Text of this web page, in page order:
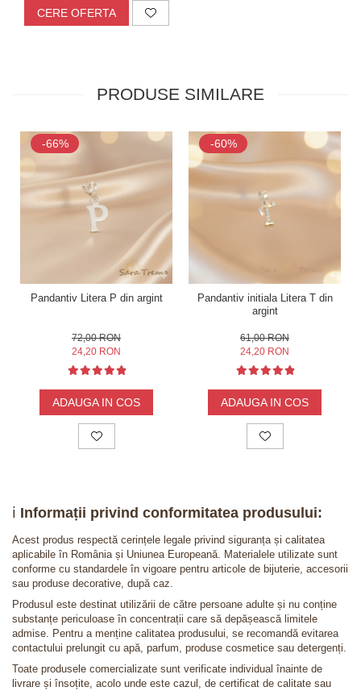
CERE OFERTA
PRODUSE SIMILARE
-66%
Pandantiv Litera P din argint
72,00 RON
24,20 RON
ADAUGA IN COS
-60%
Pandantiv initiala Litera T din
argint
61,00 RON
24,20 RON
ADAUGA IN COS
ℹ️ Informații privind conformitatea produsului:
Acest produs respectă cerințele legale privind siguranța și calitatea
aplicabile în România și Uniunea Europeană. Materialele utilizate sunt
conforme cu standardele în vigoare pentru articole de bijuterie, accesorii
sau produse decorative, după caz.
Produsul este destinat utilizării de către persoane adulte și nu conține
substanțe periculoase în concentrații care să depășească limitele
admise. Pentru a menține calitatea produsului, se recomandă evitarea
contactului prelungit cu apă, parfum, produse cosmetice sau detergenți.
Toate produsele comercializate sunt verificate individual înainte de
livrare și însoțite, acolo unde este cazul, de certificat de calitate sau